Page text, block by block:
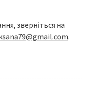
зверніться на
.